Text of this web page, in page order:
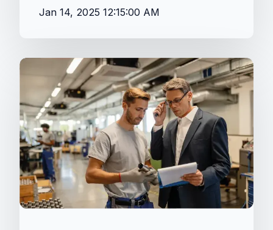
Jan 14, 2025 12:15:00 AM